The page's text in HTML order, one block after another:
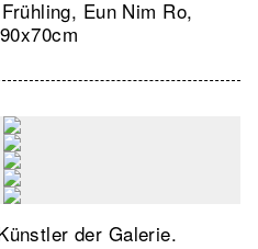
Eun Nim Ro,
der Galerie.